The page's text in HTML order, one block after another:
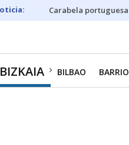
Carabela portuguesa
BIZKAIA BILBAO